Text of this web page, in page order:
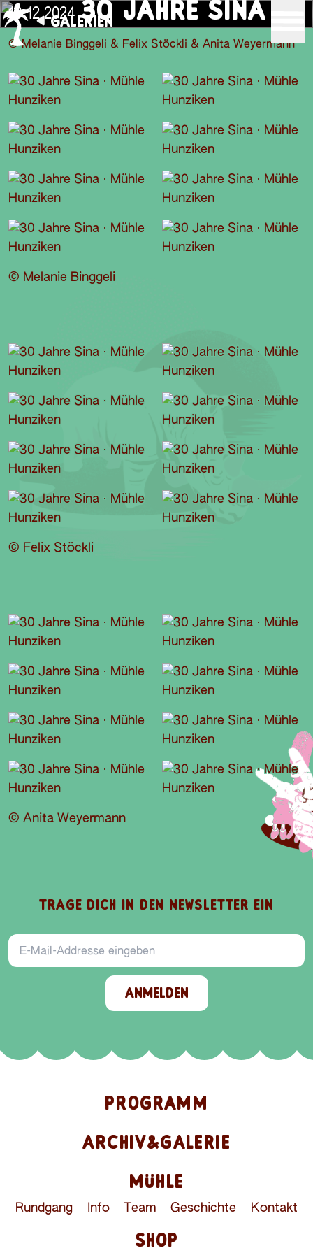
GALERIEN
18.12.2024 30 JAHRE SINA
© Melanie Binggeli & Felix Stöckli & Anita Weyermann
© Melanie Binggeli
© Felix Stöckli
© Anita Weyermann
V I D E O A B S P I E L E N
TRAGE DICH IN DEN NEWSLETTER EIN
E-Mail-Addresse
ANMELDEN
PROGRAMM
ARCHIV&GALERIE
MÜHLE
Rundgang Info Team Geschichte Kontakt
SHOP